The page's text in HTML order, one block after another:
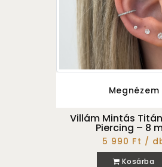
Megnézem
Villám Mintás
Piercing – 8
5 990 Ft /
Kosárba